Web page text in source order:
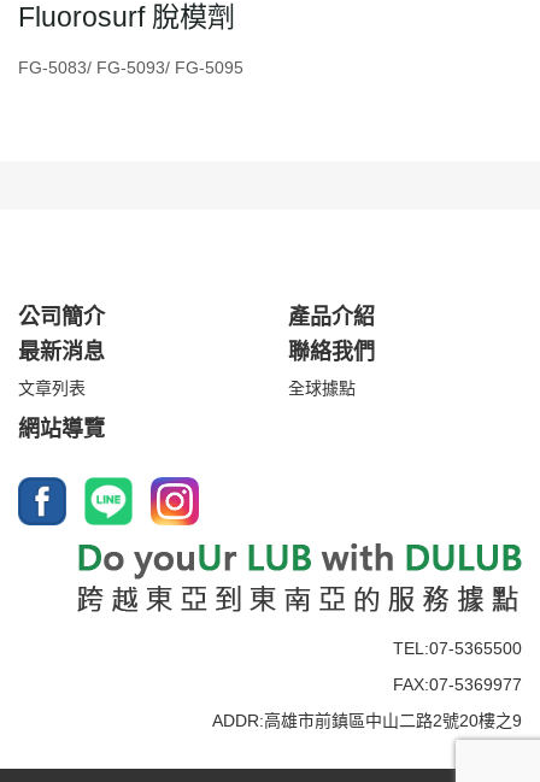
Fluorosurf 脫模劑
FG-5083/ FG-5093/ FG-5095
公司簡介
產品介紹
最新消息
文章列表
聯絡我們
全球據點
網站導覽
TEL:07-5365500
FAX:07-5369977
ADDR:高雄市前鎮區中山二路2號20樓之9